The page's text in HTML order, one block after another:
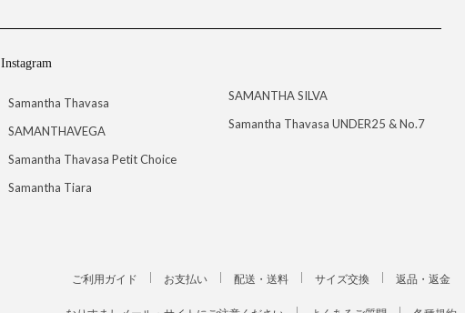
Instagram
Samantha Thavasa
SAMANTHAVEGA
Samantha Thavasa Petit Choice
Samantha Tiara
SAMANTHA SILVA
Samantha Thavasa UNDER25 & No.7
ご利用ガイド お支払い 配送・送料 サイズ交換 返品・返金